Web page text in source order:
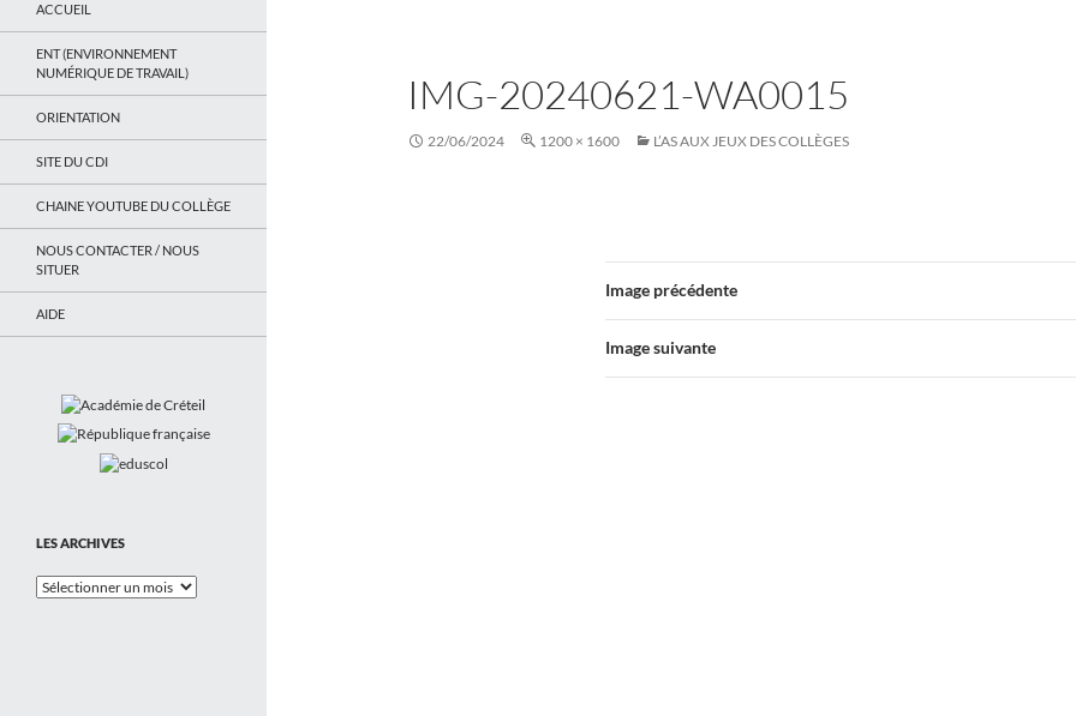
IMG-20240621-WA0015
22/06/2024 1200 × 1600 L’AS AUX JEUX DES COLLÈGES
Image précédente
Image suivante
ACCUEIL
ENT (ENVIRONNEMENT
NUMÉRIQUE DE TRAVAIL)
ORIENTATION
SITE DU CDI
CHAINE YOUTUBE DU COLLÈGE
NOUS CONTACTER / NOUS
SITUER
AIDE
LES ARCHIVES
Les